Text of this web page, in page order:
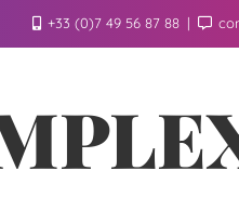
+33 (0)7 49 56 87 88